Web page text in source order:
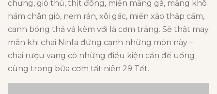
chưng, giò thủ, thịt đông, miến măng gà, măng khô
hầm chân giò, nem rán, xôi gấc, miến xào thập cẩm,
canh bóng thả và kèm với là cơm trắng. Sẽ thật may
mắn khi chai Ninfa đứng cạnh những món này –
chai rượu vang có những điều kiện cần để uống
cùng trong bữa cơm tất niên 29 Tết.